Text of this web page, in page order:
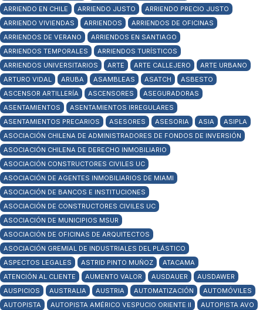
ARRIENDO EN CHILE
ARRIENDO JUSTO
ARRIENDO PRECIO JUSTO
ARRIENDO VIVIENDAS
ARRIENDOS
ARRIENDOS DE OFICINAS
ARRIENDOS DE VERANO
ARRIENDOS EN SANTIAGO
ARRIENDOS TEMPORALES
ARRIENDOS TURÍSTICOS
ARRIENDOS UNIVERSITARIOS
ARTE ARTE CALLEJERO
ARTE URBANO
ARTURO VIDAL
ARUBA ASAMBLEAS ASATCH
ASBESTO
ASCENSOR ARTILLERÍA
ASCENSORES
ASEGURADORAS
ASENTAMIENTOS
ASENTAMIENTOS IRREGULARES
ASENTAMIENTOS PRECARIOS
ASESORES ASESORIA ASIA
ASIPLA
ASOCIACIÓN CHILENA DE ADMINISTRADORES DE FONDOS DE INVERSIÓN
ASOCIACIÓN CHILENA DE DERECHO INMOBILIARIO
ASOCIACIÓN CONSTRUCTORES CIVILES UC
ASOCIACIÓN DE AGENTES INMOBILIARIOS DE MIAMI
ASOCIACIÓN DE BANCOS E INSTITUCIONES
ASOCIACIÓN DE CONSTRUCTORES CIVILES UC
ASOCIACIÓN DE MUNICIPIOS MSUR
ASOCIACIÓN DE OFICINAS DE ARQUITECTOS
ASOCIACIÓN GREMIAL DE INDUSTRIALES DEL PLÁSTICO
ASPECTOS LEGALES
ASTRID PINTO MUÑOZ
ATACAMA
ATENCIÓN AL CLIENTE
AUMENTO VALOR AUSDAUER
AUSDAWER
AUSPICIOS
AUSTRALIA AUSTRIA AUTOMATIZACIÓN
AUTOMÓVILES
AUTOPISTA
AUTOPISTA AMÉRICO VESPUCIO ORIENTE II
AUTOPISTA AVO